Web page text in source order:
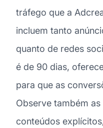
tráfego que a
incluem tanto
quanto de redes
é de 90 dias,
para que as
Observe também
conteúdos